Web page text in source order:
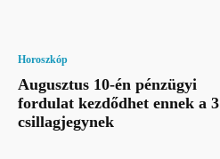
Horoszkóp
Augusztus 10-én pénzügyi
fordulat kezdődhet ennek a 3
csillagjegynek